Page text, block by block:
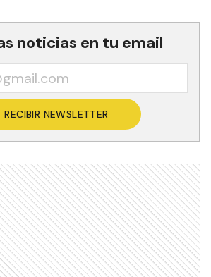
noticias en tu email
RECIBIR NEWSLETTER